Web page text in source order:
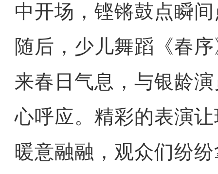
中开场，铿锵鼓点瞬
随后，少儿舞蹈《春
来春日气息，与银龄
心呼应。精彩的表演
暖意融融，观众们纷